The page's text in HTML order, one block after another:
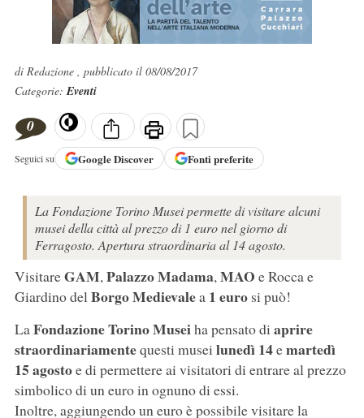
di Redazione , pubblicato il 08/08/2017
Categorie:Eventi
0
Seguici su GoogleDiscover Fonti preferite
La Fondazione Torino Musei permette di visitare alcuni
musei della città al prezzo di 1 euro nel giorno di
Ferragosto. Apertura straordinaria al 14 agosto.
VisitareGAM,Palazzo Madama,MAO e Rocca e
Giardino delBorgoMedievalea 1 eurosi può!
LaFondazione Torino Museiha pensato di aprire
straordinariamentequesti musei lunedì 14emartedì
15 agostoe di permettere ai visitatori di entrare al prezzo
simbolico di un euro in ognuno di essi.
Inoltre, aggiungendo un euro è possibile visitare la